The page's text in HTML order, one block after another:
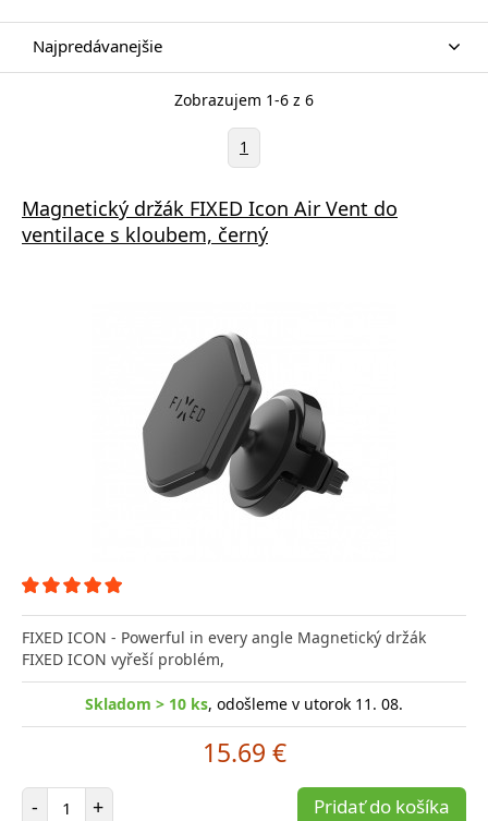
Najpredávanejšie
Zobrazujem 1-6 z 6
1
Magnetický držák FIXED Icon Air Vent do
ventilace s kloubem, černý
FIXED ICON - Powerful in every angle Magnetický držák
FIXED ICON vyřeší problém,
Skladom > 10 ks, odošleme v utorok 11. 08.
15.69 €
- Počet položiek
+ Pridať do košíka